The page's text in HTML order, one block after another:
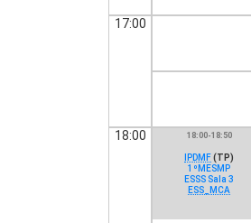
17:00
18:00 18:00-18:50
IPDMF(TP)
1ºMESMP
ESSS Sala 3
ESS_MCA